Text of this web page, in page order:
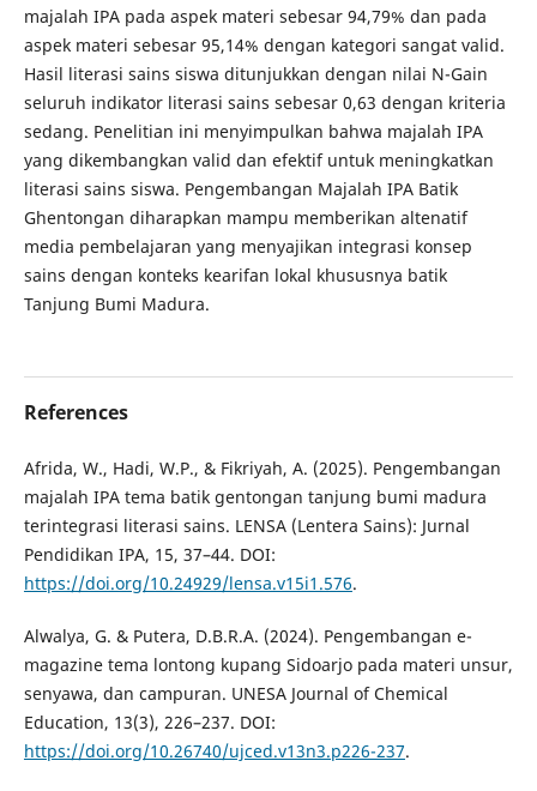
majalah IPA pada aspek materi sebesar 94,79% dan pada
aspek materi sebesar 95,14% dengan kategori sangat valid.
Hasil literasi sains siswa ditunjukkan dengan nilai N-Gain
seluruh indikator literasi sains sebesar 0,63 dengan kriteria
sedang. Penelitian ini menyimpulkan bahwa majalah IPA
yang dikembangkan valid dan efektif untuk meningkatkan
literasi sains siswa. Pengembangan Majalah IPA Batik
Ghentongan diharapkan mampu memberikan altenatif
media pembelajaran yang menyajikan integrasi konsep
sains dengan konteks kearifan lokal khususnya batik
Tanjung Bumi Madura.
References
Afrida, W., Hadi, W.P., & Fikriyah, A. (2025). Pengembangan
majalah IPA tema batik gentongan tanjung bumi madura
terintegrasi literasi sains. LENSA (Lentera Sains): Jurnal
Pendidikan IPA, 15, 37–44. DOI:
https://doi.org/10.24929/lensa.v15i1.576.
Alwalya, G. & Putera, D.B.R.A. (2024). Pengembangan e-
magazine tema lontong kupang Sidoarjo pada materi unsur,
senyawa, dan campuran. UNESA Journal of Chemical
Education, 13(3), 226–237. DOI:
https://doi.org/10.26740/ujced.v13n3.p226-237.